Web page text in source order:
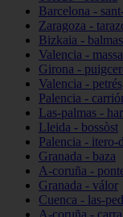
Barcelona -
Zaragoza -
Bizkaia -
Valencia -
Girona -
Valencia - petrés
Palencia -
Las-palmas -
Lleida - bossòst
Palencia - itero-
Granada - baza
A-coruña -
Granada - válor
Cuenca - las-
A-coruña -